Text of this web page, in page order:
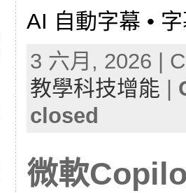
AI 自動字幕 •
3 六月, 2026 |
教學科技增能
closed
微軟